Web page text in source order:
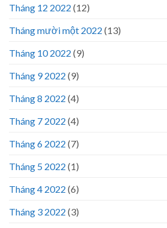
Tháng 12 2022 (12)
Tháng mười một 2022 (13)
Tháng 10 2022 (9)
Tháng 9 2022 (9)
Tháng 8 2022 (4)
Tháng 7 2022 (4)
Tháng 6 2022 (7)
Tháng 5 2022 (1)
Tháng 4 2022 (6)
Tháng 3 2022 (3)